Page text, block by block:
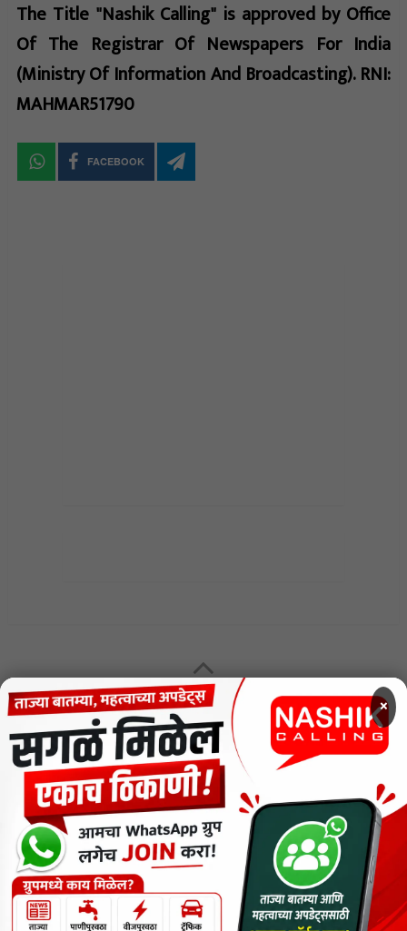
The Title "Nashik Calling" is approved by Office
Of The Registrar Of Newspapers For India
(Ministry Of Information And Broadcasting). RNI:
MAHMAR51790
FACEBOOK
MENU
CODE OF ETHICS FOR DIGITAL NEWS WEBSITES
Contact Us
Privacy Policy
Short News
ThemeNcode PDF Viewer SC [Do not Delete]
×